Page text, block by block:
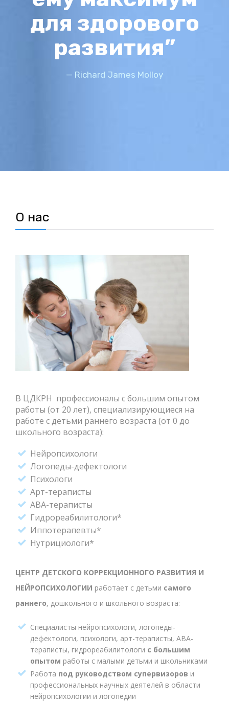
для здорового
развития”
— Richard James Molloy
О нас
В ЦДКРН профессионалы с большим опытом
работы (от 20 лет), специализирующиеся на
работе с детьми раннего возраста (от 0 до
школьного возраста):
Нейропсихологи
Логопеды-дефектологи
Психологи
Арт-тераписты
АВА-тераписты
Гидрореабилитологи*
Иппотерапевты*
Нутрициологи*
ЦЕНТР ДЕТСКОГО КОРРЕКЦИОННОГО РАЗВИТИЯ И
НЕЙРОПСИХОЛОГИИ работает с детьми самого
раннего, дошкольного и школьного возраста:
Специалисты нейропсихологи, логопеды-
дефектологи, психологи, арт-тераписты, АВА-
тераписты, гидрореабилитологи с большим
опытом работы с малыми детьми и школьниками
Работа под руководством супервизоров и
профессиональных научных деятелей в области
нейропсихологии и логопедии